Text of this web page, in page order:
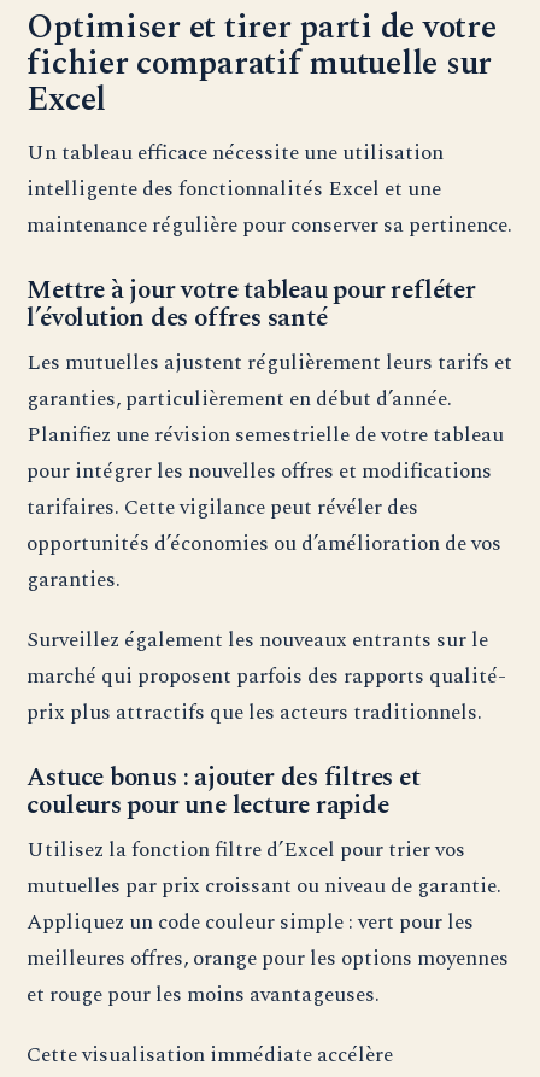
Optimiser et tirer parti de votre
fichier comparatif mutuelle sur
Excel
Un tableau efficace nécessite une utilisation
intelligente des fonctionnalités Excel et une
maintenance régulière pour conserver sa pertinence.
Mettre à jour votre tableau pour refléter
l’évolution des offres santé
Les mutuelles ajustent régulièrement leurs tarifs et
garanties, particulièrement en début d’année.
Planifiez une révision semestrielle de votre tableau
pour intégrer les nouvelles offres et modifications
tarifaires. Cette vigilance peut révéler des
opportunités d’économies ou d’amélioration de vos
garanties.
Surveillez également les nouveaux entrants sur le
marché qui proposent parfois des rapports qualité-
prix plus attractifs que les acteurs traditionnels.
Astuce bonus : ajouter des filtres et
couleurs pour une lecture rapide
Utilisez la fonction filtre d’Excel pour trier vos
mutuelles par prix croissant ou niveau de garantie.
Appliquez un code couleur simple : vert pour les
meilleures offres, orange pour les options moyennes
et rouge pour les moins avantageuses.
Cette visualisation immédiate accélère